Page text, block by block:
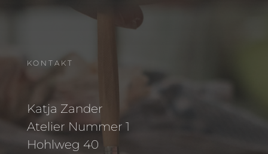
KONTAKT
Katja Zander
Atelier Nummer 1
Hohlweg 40